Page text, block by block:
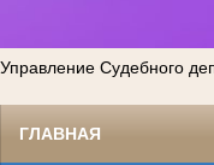
Управление Судебного
ГЛАВНАЯ